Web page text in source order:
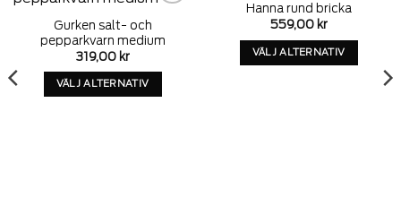
wishlist
Gurken salt- och
pepparkvarn medium
319,00 kr
VÄLJ ALTERNATIV
Add to
Hanna rund bricka
559,00 kr
VÄLJ ALTERNATIV